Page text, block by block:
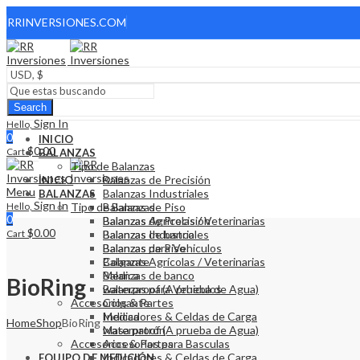
RRINVERSIONES.COM
Search
Hello, Sign In
0
Cart $0.00
Menu
Hello, Sign In
0
Cart $0.00
INICIO
BALANZAS
Tipo de Balanzas
Balanzas de Precisión
Balanzas Industriales
Balanzas de Piso
Balanzas Agrícolas / Veterinarias
Balanzas de banco
Balanzas para Vehiculos
Colgante
Medica
waterproof (A prueba de Agua)
Accesorios & Partes
Indicadores & Celdas de Carga
Masa patrón
Accesorios para Basculas
INICIO
BALANZAS
Tipo de Balanzas
Balanzas de Precisión
Balanzas Industriales
Balanzas de Piso
Balanzas Agrícolas / Veterinarias
Balanzas de banco
Balanzas para Vehiculos
Colgante
Medica
waterproof (A prueba de Agua)
Accesorios & Partes
Indicadores & Celdas de Carga
BioRing
HomeShopBioRing